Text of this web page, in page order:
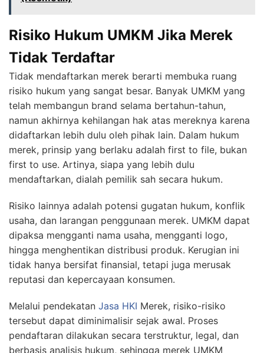
Risiko Hukum UMKM Jika Merek
Tidak Terdaftar
Tidak mendaftarkan merek berarti membuka ruang
risiko hukum yang sangat besar. Banyak UMKM yang
telah membangun brand selama bertahun-tahun,
namun akhirnya kehilangan hak atas mereknya karena
didaftarkan lebih dulu oleh pihak lain. Dalam hukum
merek, prinsip yang berlaku adalah first to file, bukan
first to use. Artinya, siapa yang lebih dulu
mendaftarkan, dialah pemilik sah secara hukum.
Risiko lainnya adalah potensi gugatan hukum, konflik
usaha, dan larangan penggunaan merek. UMKM dapat
dipaksa mengganti nama usaha, mengganti logo,
hingga menghentikan distribusi produk. Kerugian ini
tidak hanya bersifat finansial, tetapi juga merusak
reputasi dan kepercayaan konsumen.
Melalui pendekatan Jasa HKI Merek, risiko-risiko
tersebut dapat diminimalisir sejak awal. Proses
pendaftaran dilakukan secara terstruktur, legal, dan
berbasis analisis hukum, sehingga merek UMKM